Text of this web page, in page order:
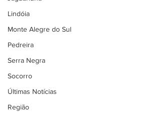
Lindóia
Monte Alegre do Sul
Pedreira
Serra Negra
Socorro
Últimas Notícias
Região